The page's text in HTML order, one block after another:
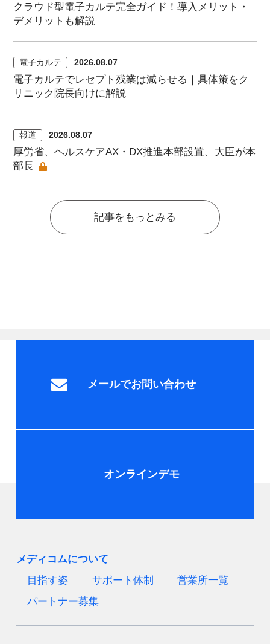
クラウド型電子カルテ完全ガイド！導入メリット・
デメリットも解説
電子カルテ 2026.08.07
電子カルテでレセプト残業は減らせる｜具体策をク
リニック院長向けに解説
報道 2026.08.07
厚労省、ヘルスケアAX・DX推進本部設置、大臣が本
部長
記事をもっとみる
メールでお問い合わせ
オンラインデモ
メディコムについて
目指す姿
サポート体制
営業所一覧
パートナー募集